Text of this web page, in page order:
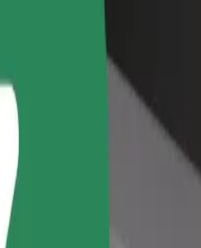
Prohlédněte si naše služby a najděte tu